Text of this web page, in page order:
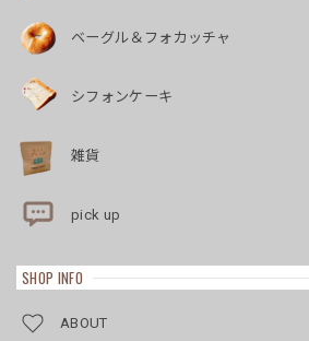
ベーグル＆フォカッチャ
シフォンケーキ
雑貨
pick up
SHOP INFO
ABOUT